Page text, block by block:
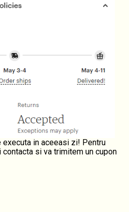
executa in aceeasi zi! Pentru
si va trimitem un cupon